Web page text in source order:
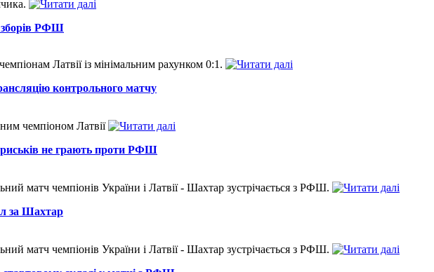
зборів РФШ
Латвії із мінімальним рахунком 0:1.
контрольного матчу
чемпіоном Латвії
не грають проти РФШ
матч чемпіонів України і Латвії - Шахтар зустрічається з РФШ.
за Шахтар
матч чемпіонів України і Латвії - Шахтар зустрічається з РФШ.